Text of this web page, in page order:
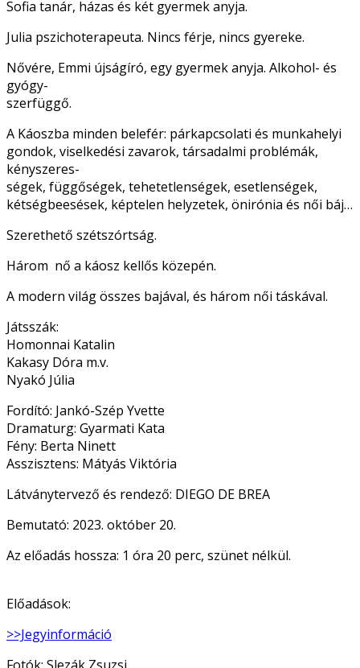
Sofia tanár, házas és két gyermek anyja.
Julia pszichoterapeuta. Nincs férje, nincs gyereke.
Nővére, Emmi újságíró, egy gyermek anyja. Alkohol- és
gyógy-
szerfüggő.
A Káoszba minden belefér: párkapcsolati és munkahelyi
gondok, viselkedési zavarok, társadalmi problémák,
kényszeres-
ségek, függőségek, tehetetlenségek, esetlenségek,
kétségbeesések, képtelen helyzetek, önirónia és női báj…
Szerethető szétszórtság.
Három nő a káosz kellős közepén.
A modern világ összes bajával, és három női táskával.
Játsszák:
Homonnai Katalin
Kakasy Dóra m.v.
Nyakó Júlia
Fordító: Jankó-Szép Yvette
Dramaturg: Gyarmati Kata
Fény: Berta Ninett
Asszisztens: Mátyás Viktória
Látványtervező és rendező: DIEGO DE BREA
Bemutató: 2023. október 20.
Az előadás hossza: 1 óra 20 perc, szünet nélkül.
Előadások:
>>Jegyinformáció